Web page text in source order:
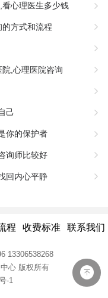
心理医生多少钱
方式和流程
,心理医院咨询
己
你的保护者
询师比较好
回内心平静
程 收费标准 联系我们
13306538268
心 版权所有
-1